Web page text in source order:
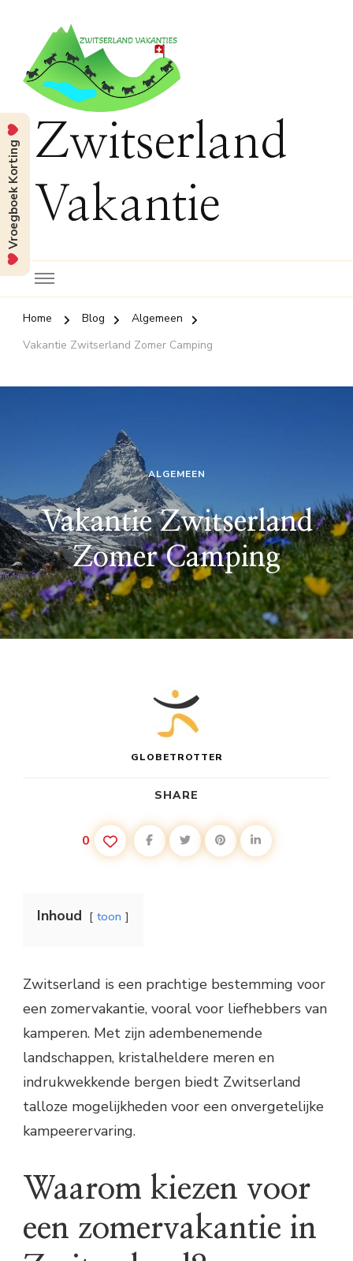
Zwitserland
Vakantie
Home Blog
Algemeen
Vakantie Zwitserland Zomer Camping
ALGEMEEN
Vakantie Zwitserland
Zomer Camping
GLOBETROTTER
SHARE
0
Inhoud toon
Zwitserland is een prachtige bestemming voor
een zomervakantie, vooral voor liefhebbers van
kamperen. Met zijn adembenemende
landschappen, kristalheldere meren en
indrukwekkende bergen biedt Zwitserland
talloze mogelijkheden voor een onvergetelijke
kampeerervaring.
Waarom kiezen voor
een zomervakantie in
Vroegboek Korting